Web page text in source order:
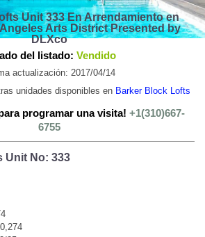
Unit 333 En Arrendamiento en
Arts District Presented by
DLXco
del listado: Vendido
actualización: 2017/04/14
unidades disponibles en Barker Block Lofts
programar una visita! +1(310)667-
6755
Unit No: 333